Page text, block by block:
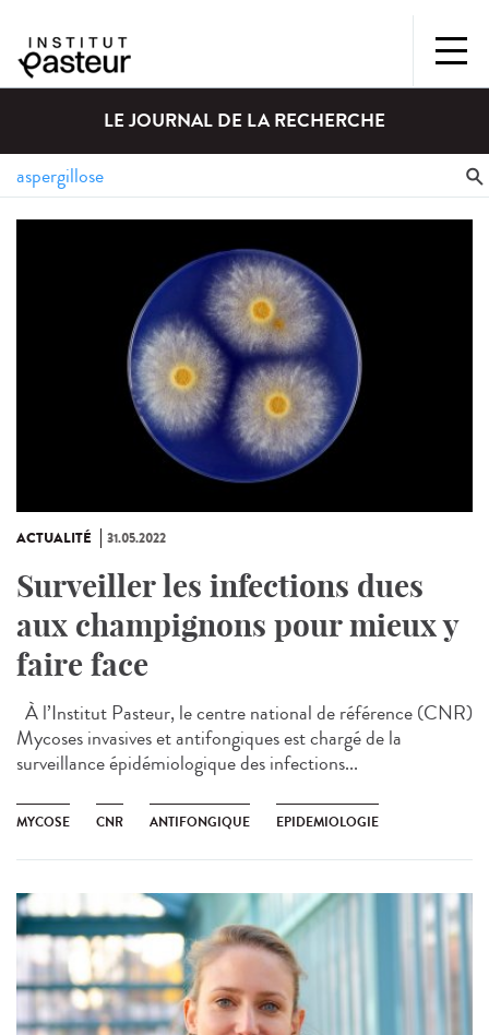
LE JOURNAL DE LA RECHERCHE
ACTUALITÉ 31.05.2022
Surveiller les infections dues
aux champignons pour mieux y
faire face
À l’Institut Pasteur, le centre national de référence (CNR)
Mycoses invasives et antifongiques est chargé de la
surveillance épidémiologique des infections...
MYCOSE CNR ANTIFONGIQUE EPIDEMIOLOGIE